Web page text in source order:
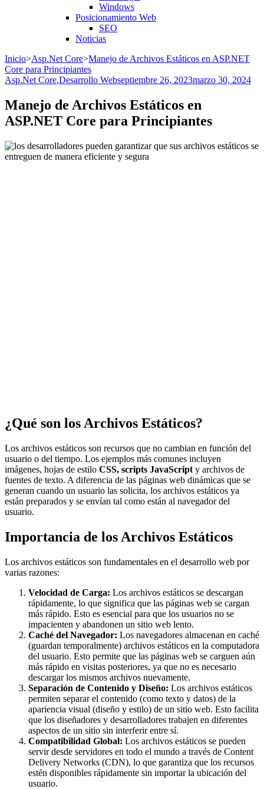
Windows
Posicionamiento Web
SEO
Noticias
Inicio>Asp.Net Core>Manejo de Archivos Estáticos en ASP.NET
Core para Principiantes
Asp.Net Core,Desarrollo Webseptiembre 26, 2023marzo 30, 2024
Manejo de Archivos Estáticos en
ASP.NET Core para Principiantes
¿Qué son los Archivos Estáticos?
Los archivos estáticos son recursos que no cambian en función del
usuario o del tiempo. Los ejemplos más comunes incluyen
imágenes, hojas de estilo CSS, scripts JavaScript y archivos de
fuentes de texto. A diferencia de las páginas web dinámicas que se
generan cuando un usuario las solicita, los archivos estáticos ya
están preparados y se envían tal como están al navegador del
usuario.
Importancia de los Archivos Estáticos
Los archivos estáticos son fundamentales en el desarrollo web por
varias razones:
Velocidad de Carga: Los archivos estáticos se descargan
rápidamente, lo que significa que las páginas web se cargan
más rápido. Esto es esencial para que los usuarios no se
impacienten y abandonen un sitio web lento.
Caché del Navegador: Los navegadores almacenan en caché
(guardan temporalmente) archivos estáticos en la computadora
del usuario. Esto permite que las páginas web se carguen aún
más rápido en visitas posteriores, ya que no es necesario
descargar los mismos archivos nuevamente.
Separación de Contenido y Diseño: Los archivos estáticos
permiten separar el contenido (como texto y datos) de la
apariencia visual (diseño y estilo) de un sitio web. Esto facilita
que los diseñadores y desarrolladores trabajen en diferentes
aspectos de un sitio sin interferir entre sí.
Compatibilidad Global: Los archivos estáticos se pueden
servir desde servidores en todo el mundo a través de Content
Delivery Networks (CDN), lo que garantiza que los recursos
estén disponibles rápidamente sin importar la ubicación del
usuario.